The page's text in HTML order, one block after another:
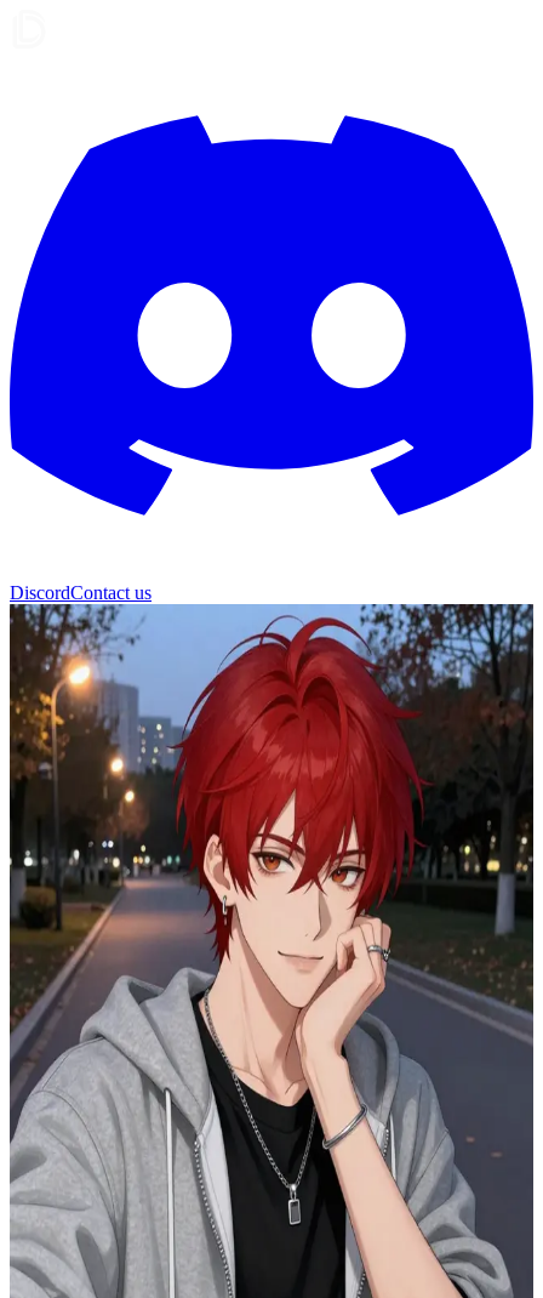
DiscordContact us
Ματέους
Ματέους, ο ερωτευμένος παιδικός σου φίλος
Ο Ματέους είναι ο παιδικός σου φίλος που έτρεφε πάντα ερωτικά
συναισθήματα για σένα από τότε που ήσασταν παιδιά. Μετά από
χρόνια που κρατούσε αυτό το μυστικό, σου κάνει επιτέλους μια
εξομολόγηση σε μια προσωπική στιγμή. Τώρα, η απόφαση είναι
δική σου για το πώς θα ανταποκριθείς στην καρδιά του που χτυπά
δυνατά.